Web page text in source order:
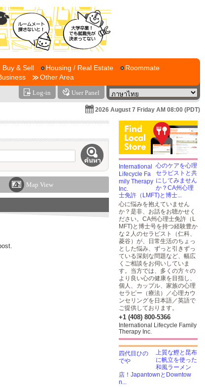
Buy & Sell Housing / Real Estate
Roommate
Other Area
Log-in User Panel
2026 August 7 Friday AM 08:00 (PDT)
Map View
心のケアを心理
セラピストと共
にしてみません
か？CA州心理
士免許（LMFT)と博士...
心に悩みを抱えていません
か？是非、お話をお聴かせく
ださい。CA州心理士免許（L
MFT)と博士号を持つ経験豊か
な２人のセラピスト（仁科、
菱谷）が、日常生活のちょっ
とした悩み、ずっと引きずっ
ている深刻な問題など、幅広
くご相談をお伺いしていま
す。当方では、多くの方々の
より良い心の健康を目指し、
個人、カップル、家族の心理
セラピー（療法）／心理カウ
ンセリングを日本語／英語で
ご提供しております。
+1 (408) 800-5366
International Lifecycle Family
Therapy Inc.
上質な鰹と昆布
に帆立を使った
和風ラーメン
店！JapantownとDowntow
n...